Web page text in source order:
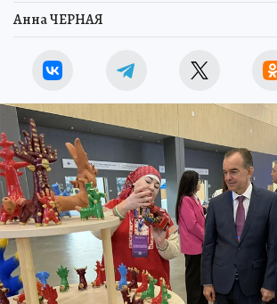
Анна ЧЕРНАЯ